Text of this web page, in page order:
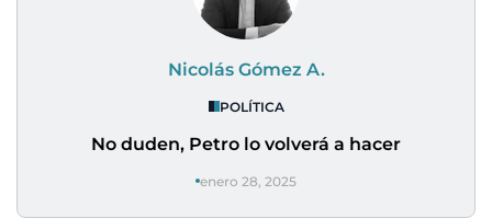
Nicolás Gómez A.
POLÍTICA
No duden, Petro lo volverá a hacer
enero 28, 2025